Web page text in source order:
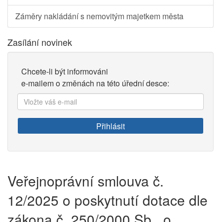
Záměry nakládání s nemovitým majetkem města
Zasílání novinek
Chcete-li být informováni
e-mailem o změnách na této úřední desce:
Vložte
váš
e-
mail:
Přihlásit
Veřejnoprávní smlouva č.
12/2025 o poskytnutí dotace dle